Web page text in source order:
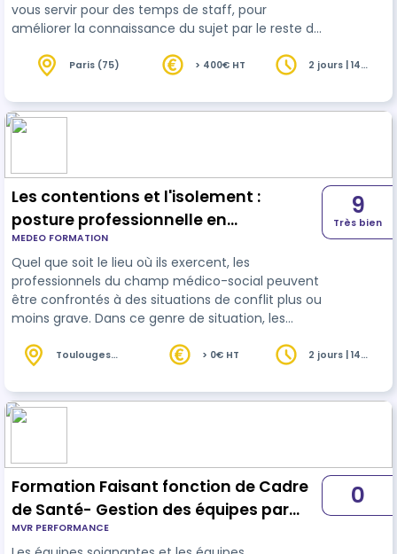
vous servir pour des temps de staff, pour
améliorer la connaissance du sujet par le reste de
intérimaires. Votre
établissementest
Parkinson, dans la rubrique des structures
formées — un gage de reconnaissance et de
se trouvent p…
Paris (75) > 400€ HT
2 jours | 14
Les contentions et l'isolement :
posture professionnelle en
établissement médico-social et
social
MEDEO FORMATION
Quel que soit le lieu où ils exercent, les
professionnels du champ médico-social peuvent
être confrontés à des situations de conflit plus ou
moins grave. Dans ce genre de situation, les
comportements peuvent se révéler des atouts
difficile, mais peuvent également tout au
contraire, à défaut d’être adaptés, alimenter et
9
Très bien
Toulouges
> 0€ HT
2 jours | 14
Formation Faisant fonction de Cadre
de Santé- Gestion des équipes par
Intérim
MVR PERFORMANCE
0